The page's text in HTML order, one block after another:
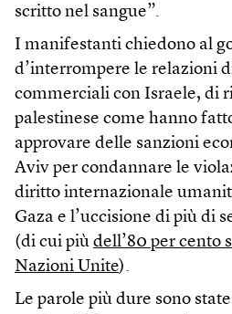
scritto nel sangue”.
I manifestanti chiedono al
d’interrompere le relazioni
commerciali con Israele, di
palestinese come hanno
approvare delle sanzioni
Aviv per condannare le
diritto internazionale
Gaza e l’uccisione di più di
(di cui più dell’80 per cento
Nazioni Unite).
Le parole più dure sono